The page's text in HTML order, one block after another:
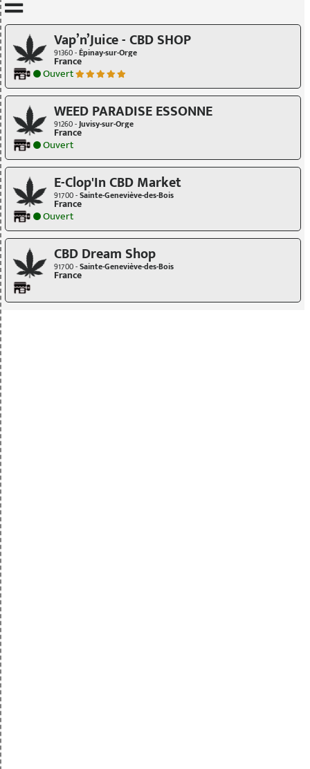
Vap’n’Juice - CBD SHOP
91360 -Épinay-sur-Orge
France
Ouvert
WEED PARADISE ESSONNE
91260 -Juvisy-sur-Orge
France
Ouvert
E-Clop'In CBD Market
91700 -Sainte-Geneviève-des-Bois
France
Ouvert
CBD Dream Shop
91700 -Sainte-Geneviève-des-Bois
France